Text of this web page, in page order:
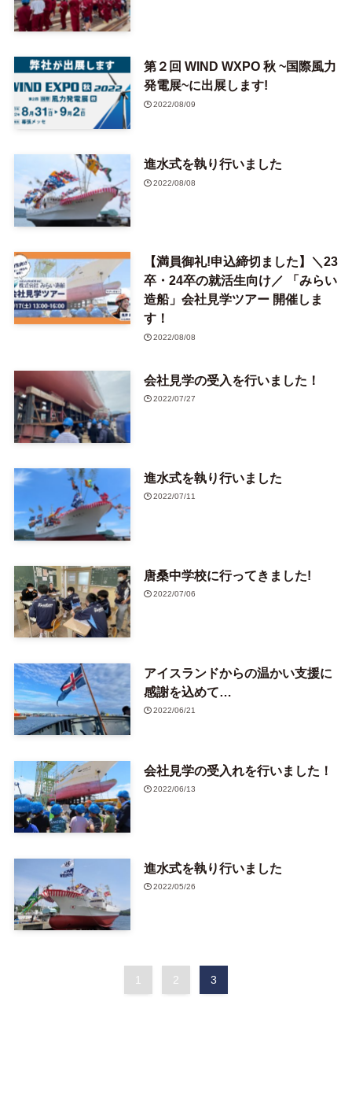
第２回 WIND WXPO 秋 ~国際風力
発電展~に出展します!
2022/08/09
進水式を執り行いました
2022/08/08
【満員御礼!申込締切ました】＼23
卒・24卒の就活生向け／ 「みらい
造船」会社見学ツアー 開催しま
す！
2022/08/08
会社見学の受入を行いました！
2022/07/27
進水式を執り行いました
2022/07/11
唐桑中学校に行ってきました!
2022/07/06
アイスランドからの温かい支援に
感謝を込めて…
2022/06/21
会社見学の受入れを行いました！
2022/06/13
進水式を執り行いました
2022/05/26
1 2 3